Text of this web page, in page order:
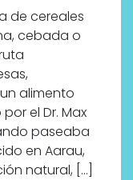
de cereales
cebada o
alimento
el Dr. Max
paseaba
en Aarau,
natural, […]